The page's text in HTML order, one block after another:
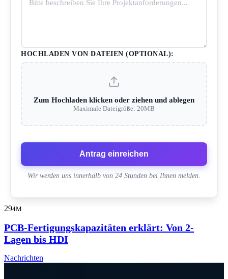
HOCHLADEN VON DATEIEN (OPTIONAL):
Zum Hochladen klicken oder ziehen und ablegen
Maximale Dateigröße: 20MB
Antrag einreichen
Wir werden uns innerhalb von 24 Stunden bei Ihnen melden.
294M
PCB-Fertigungskapazitäten erklärt: Von 2-
Lagen bis HDI
Nachrichten